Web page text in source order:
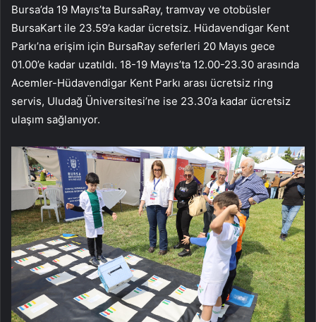
Bursa’da 19 Mayıs’ta BursaRay, tramvay ve otobüsler
BursaKart ile 23.59’a kadar ücretsiz. Hüdavendigar Kent
Parkı’na erişim için BursaRay seferleri 20 Mayıs gece
01.00’e kadar uzatıldı. 18-19 Mayıs’ta 12.00-23.30 arasında
Acemler-Hüdavendigar Kent Parkı arası ücretsiz ring
servis, Uludağ Üniversitesi’ne ise 23.30’a kadar ücretsiz
ulaşım sağlanıyor.